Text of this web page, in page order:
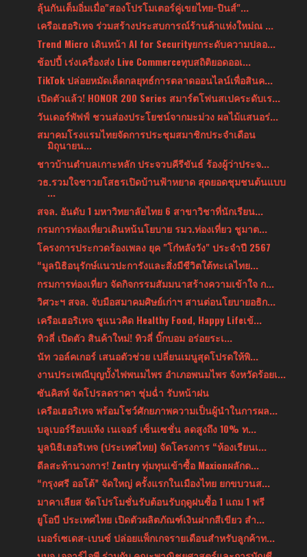
ลุ้นกันเต็มอิ่มเมื่อ"สองโปรโมเตอร์คู่เขยไทย-ปินส์"...
เครือเฮอริเทจ ร่วมสร้างประสบการณ์ร้านค้าแห่งใหม่ณ ...
Trend Micro เดินหน้า AI for Securityยกระดับความปลอ...
ช้อปปี้ เร่งเครื่องส่ง Live Commerceทุบสถิติยอดออเ...
TikTok ปล่อยหมัดเด็ดกลยุทธ์การตลาดออนไลน์เพื่อสินค...
เปิดตัวแล้ว! HONOR 200 Series สมาร์ตโฟนสเปคระดับเร...
วันเดอร์พัฟฟ์ ชวนส่องประโยชน์จากมะม่วง ผลไม้แสนอร่...
สมาคมโรงแรมไทยจัดการประชุมสมาชิกประจำเดือน
มิถุนายน...
ชาวบ้านตำบลเกาะหลัก ประจวบคีรีขันธ์ ร้องผู้ว่าประจ...
วธ.รวมใจชาวยโสธรเปิดบ้านฟ้าหยาด สุดยอดชุมชนต้นแบบ
...
สจล. อันดับ 1 มหาวิทยาลัยไทย 6 สาขาวิชาที่นักเรียน...
กรมการท่องเที่ยวเดินหน้นโยบาย รมว.ท่องเที่ยว ชูมาต...
โครงการประกวดร้องเพลง ยุค "โก๋หลังวัง" ประจำปี 2567
“มูลนิธิอนุรักษ์แนวปะการังและสิ่งมีชีวิตใต้ทะเลไทย...
กรมการท่องเที่ยว จัดกิจกรรมสัมมนาสร้างความเข้าใจ ก...
วิศวะฯ สจล. จับมือสมาคมศิษย์เก่าฯ สานต่อนโยบายอธิก...
เครือเฮอริเทจ ชูแนวคิด Healthy Food, Happy Lifeเข้...
ทิวลี่ เปิดตัว สินค้าใหม่! ทิวลี่ บิ๊กบอม อร่อยระเ...
นัท วอล์คเกอร์ เสนอตัวช่วย เปลี่ยนเมนูสุดโปรดให้พิ...
งานประเพณีบุญบั้งไฟพนมไพร อำเภอพนมไพร จังหวัดร้อยเ...
ซันคิสท์ จัดโปรลดราคา ชุ่มฉ่ำ รับหน้าฝน
เครือเฮอริเทจ พร้อมโชว์ศักยภาพความเป็นผู้นำในการผล...
บลูเบอร์รีอบแห้ง เนเจอร์ เซ็นเซชั่น ลดสูงถึง 10% ท...
มูลนิธิเฮอริเทจ (ประเทศไทย) จัดโครงการ “ห้องเรียนเ...
ดีลสะท้านวงการ! Zentry ทุ่มทุนเข้าซื้อ Maxionผลักด...
“กรุงศรี ออโต้” จัดใหญ่ ครั้งแรกในเมืองไทย ยกขบวนส...
มาคาเลียส จัดโปรโมชั่นรับต้อนรับฤดูฝนซื้อ 1 แถม 1 ฟรี
ยูโอบี ประเทศไทย เปิดตัวผลิตภัณฑ์เงินฝากสีเขียว สำ...
เมอร์เซเดส-เบนซ์ ปล่อยแพ็กเกจรายเดือนสำหรับลูกค้าท...